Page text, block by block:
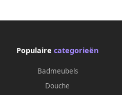
Populaire categorieën
Badmeubels
Douche